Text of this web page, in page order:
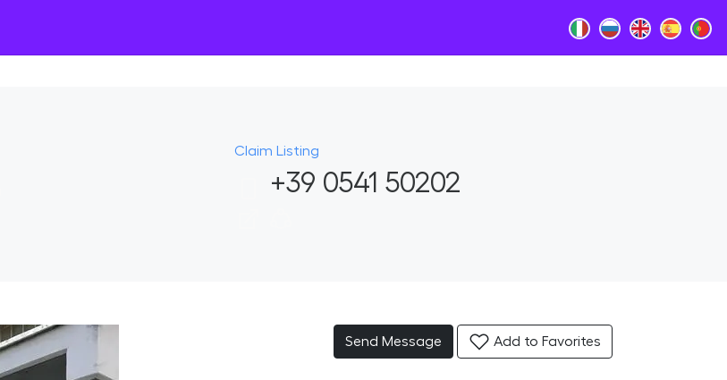
Claim Listing
+39 0541 50202
Send Message Add to Favorites